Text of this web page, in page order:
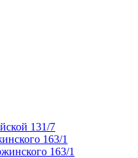
131/7
163/1
163/1